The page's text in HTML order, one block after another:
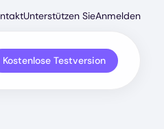
Unterstützen SieAnmelden
Kostenlose Testversion